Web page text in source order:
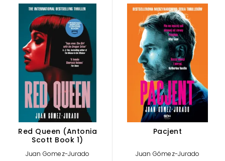
Red Queen (Antonia
Scott Book 1)
Juan Gomez-Jurado
Pacjent
Juan Gómez-Jurado